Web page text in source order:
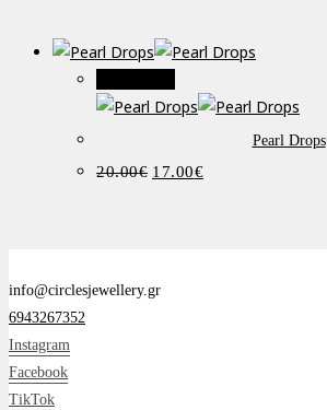
Pearl Drops
20.00€ Original
price
17.00€Η
τρέχουσα
info@circlesjewellery.gr
6943267352
Instagram
Facebook
TikTok